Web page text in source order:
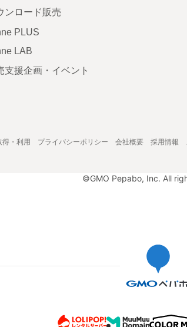
ンロード販売
PLUS
LAB
支援企画・イベント
得・利用 プライバシーポリシー 会社概要 採用情報
©GMO Pepabo, Inc. All